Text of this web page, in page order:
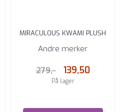
MIRACULOUS KWAMI PLUSH
24 CM ASST.
Andre merker
279,- 139,50
På lager